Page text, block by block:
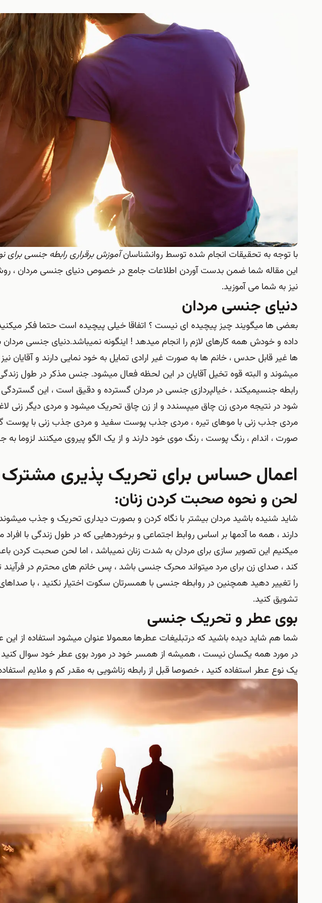
با توجه به تحقیقات انجام شده توسط روانشناسانآموزش برقراری رابطه جنسی برای
این مقاله شما ضمن بدست آوردن اطلاعات جامع در خصوص دنیای جنسی مردان ،
نیز به شما می آموزید.
دنیای جنسی مردان
بعضی ها میگویند چیز پیچیده ای نیست ؟ اتفاقا خیلی پیچیده است حتما فکر میکنید
داده و خودش همه کارهای لازم را انجام میدهد ! اینگونه نمیباشد.دنیای جنسی
ها غیر قابل حدس ، خانم ها به صورت غیر ارادی تمایل به خود نمایی دارند و آقایان
میشوند و البته قوه تخیل آقایان در این لحظه فعال میشود. جنس مذکر در طول زندگی
رابطه جنسیمیکند ، خیالپردازی جنسی در مردان گسترده و دقیق است ، این
شود در نتیجه مردی زن چاق میپسندد و از زن چاق تحریک میشود و مردی دیگر زنی
مردی جذب زنی با موهای تیره ، مردی جذب پوست سفید و مردی جذب زنی با پوست
صورت ، اندام ، رنگ پوست ، رنگ موی خود دارند و از یک الگو پیروی میکنند لزوما
اعمال حساس برای تحریک پذیری مشترک
لحن و نحوه صحبت کردن زنان:
شاید شنیده باشید مردان بیشتر با نگاه کردن و بصورت دیداری تحریک و جذب میشوند
دارند ، همه ما آدمها بر اساس روابط اجتماعی و برخوردهایی که در طول زندگی با
میکنیم این تصویر سازی برای مردان به شدت زنان نمیباشد ، اما لحن صحبت کردن
کند ، صدای زن برای مرد میتواند محرک جنسی باشد ، پس خانم های محترم در
را تغییر دهید همچنین در روابطه جنسی با همسرتان سکوت اختیار نکنید ، با صداهای
تشویق کنید.
بوی عطر و تحریک جنسی
شما هم شاید دیده باشید که درتبلیغات عطرها معمولا عنوان میشود استفاده از
در مورد همه یکسان نیست ، همیشه از همسر خود در مورد بوی عطر خود سوال
یک نوع عطر استفاده کنید ، خصوصا قبل از رابطه زناشویی به مقدر کم و ملایم